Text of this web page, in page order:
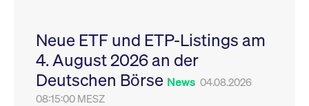
Neue ETF und ETP-Listings am
4. August 2026 an der
Deutschen Börse News 04.08.2026
08:15:00 MESZ